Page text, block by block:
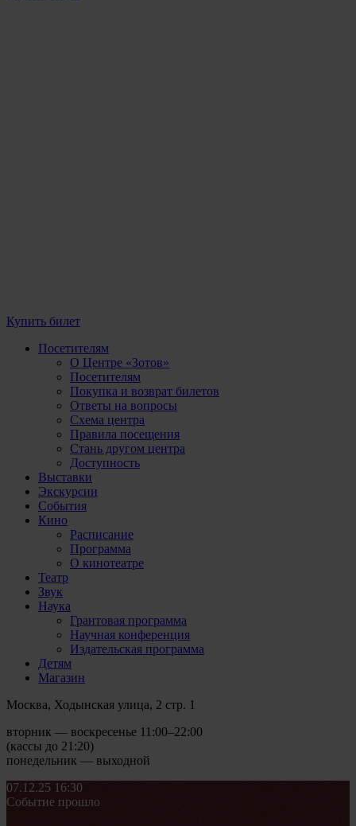
Купить билет
Посетителям
О Центре «Зотов»
Посетителям
Покупка и возврат билетов
Ответы на вопросы
Схема центра
Правила посещения
Стань другом центра
Доступность
Выставки
Экскурсии
События
Кино
Расписание
Программа
О кинотеатре
Театр
Звук
Наука
Грантовая программа
Научная конференция
Издательская программа
Детям
Магазин
Москва, Ходынская улица, 2 стр. 1
вторник — воскресенье 11:00–22:00
(кассы до 21:20)
понедельник — выходной
07.12.25 16:30
Событие прошло